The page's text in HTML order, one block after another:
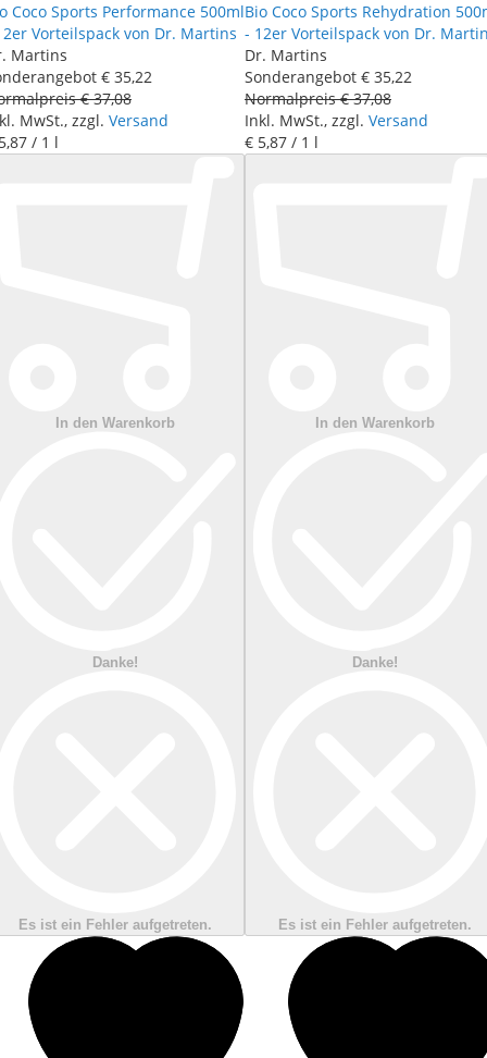
Coco Sports Performance 500ml
Vorteilspack von Dr. Martins
Martins
€ 35,22
€ 37,08
MwSt., zzgl. Versand
,87 / 1 l
In den Warenkorb
Danke!
Es ist ein Fehler aufgetreten.
Bio Coco Sports Rehydration
- 12er Vorteilspack von Dr.
Dr. Martins
Sonderangebot € 35,22
Normalpreis € 37,08
Inkl. MwSt., zzgl. Versand
€ 5,87 / 1 l
In den Warenkorb
Danke!
Es ist ein Fehler aufgetreten.